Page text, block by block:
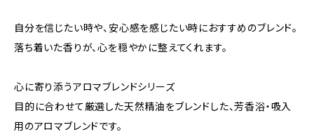
自分を信じたい時や、安心感を感じたい時におすすめのブレンド。
落ち着いた香りが、心を穏やかに整えてくれます。
心に寄り添うアロマブレンドシリーズ
目的に合わせて厳選した天然精油をブレンドした、芳香浴・吸入
用のアロマブレンドです。